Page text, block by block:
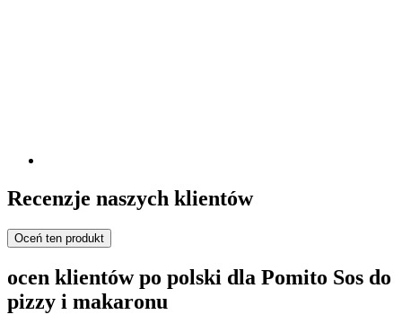
Recenzje naszych klientów
Oceń ten produkt
ocen klientów po polski dla Pomito Sos do
pizzy i makaronu